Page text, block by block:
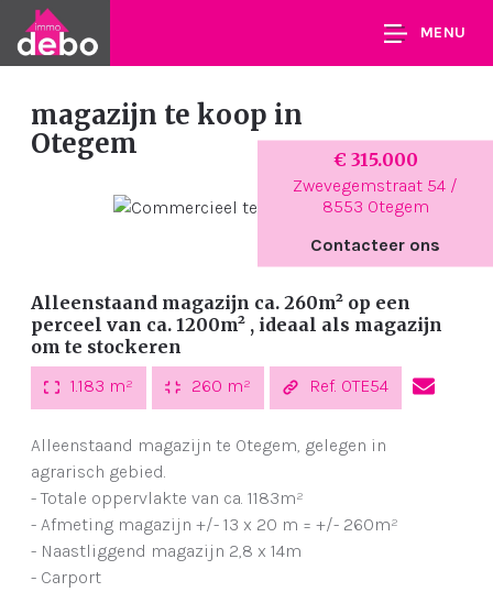
MENU
magazijn te koop in
Otegem
€ 315.000
Zwevegemstraat 54 /
8553 Otegem
Contacteer ons
Alleenstaand magazijn ca. 260m² op een
perceel van ca. 1200m² , ideaal als magazijn
om te stockeren
1.183 m² 260 m² Ref. OTE54
Alleenstaand magazijn te Otegem, gelegen in
agrarisch gebied.
- Totale oppervlakte van ca. 1183m²
- Afmeting magazijn +/- 13 x 20 m = +/- 260m²
- Naastliggend magazijn 2,8 x 14m
- Carport